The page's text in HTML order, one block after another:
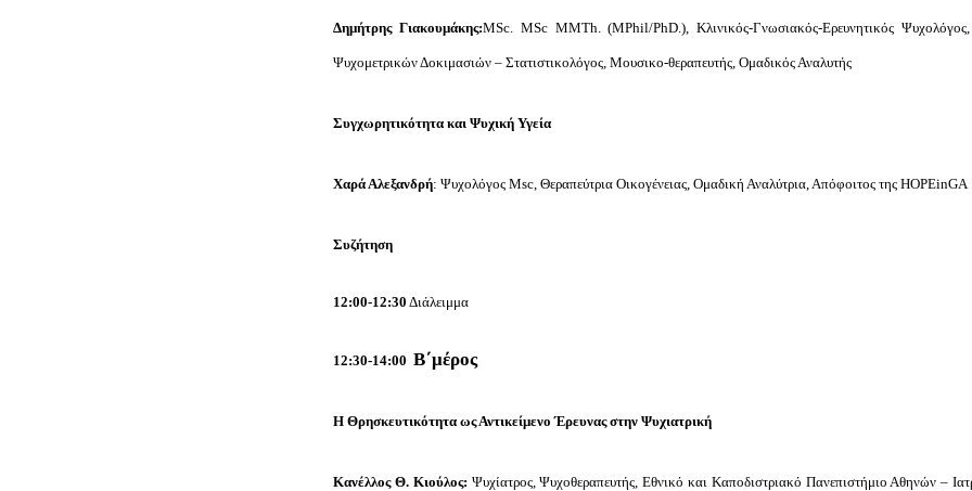
Δημήτρης Γιακουμάκης:MSc. MSc MMTh. (MPhil/PhD.), Κλινικός-Γνωσιακός-Ερευνητικός
Ψυχομετρικών Δοκιμασιών – Στατιστικολόγος, Μουσικο-θεραπευτής, Ομαδικός Αναλυτής
Συγχωρητικότητα και Ψυχική Υγεία
Χαρά Αλεξανδρή: Ψυχολόγος Msc, Θεραπεύτρια Οικογένειας, Ομαδική Αναλύτρια, Απόφοιτος της ΗOPEinGA
Συζήτηση
12:00-12:30 Διάλειμμα
12:30-14:00Β΄μέρος
Η Θρησκευτικότητα ως Αντικείμενο Έρευνας στην Ψυχιατρική
Κανέλλος Θ. Κιούλος: Ψυχίατρος, Ψυχοθεραπευτής, Εθνικό και Καποδιστριακό Πανεπιστήμιο Αθηνών –